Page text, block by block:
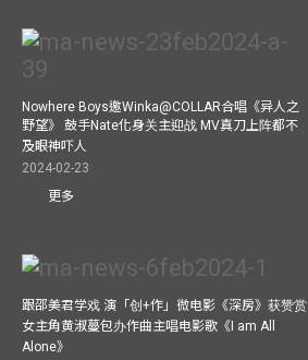
Nowhere Boys邀Winka@COLLAR合唱《异人之
野望》 鼓手Nate化身关主迎战 MV真刀上阵都不
及眼神吓人
2024-02-23
更多
跟邵美君学戏 演「创+作」微电影《深房》获赞赏
女主角黄淑蔓包办作曲主唱电影歌《I am All
Alone》